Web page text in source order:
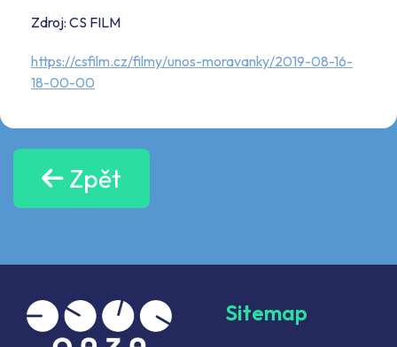
Zdroj: CS FILM
https://csfilm.cz/filmy/unos-moravanky/2019-08-16-
18-00-00
Zpět
Sitemap